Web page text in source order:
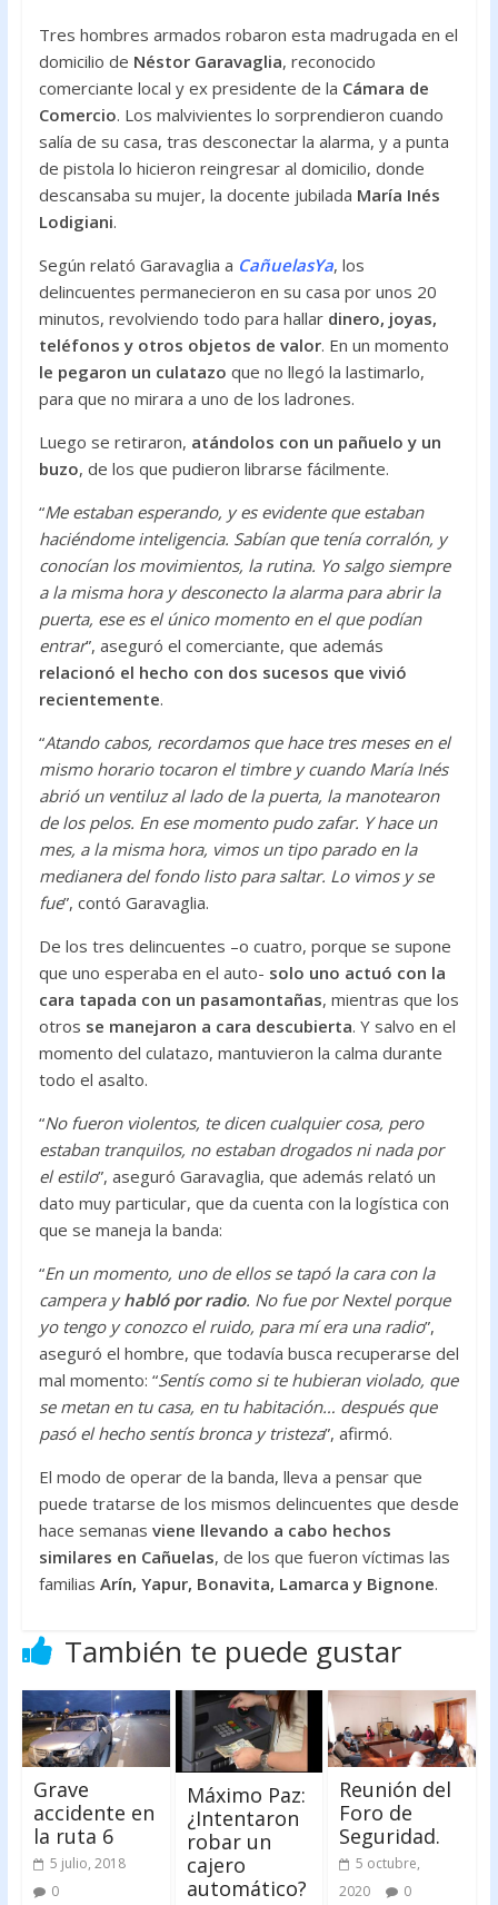
Tres hombres armados robaron esta madrugada en el
domicilio de Néstor Garavaglia, reconocido
comerciante local y ex presidente de la Cámara de
Comercio. Los malvivientes lo sorprendieron cuando
salía de su casa, tras desconectar la alarma, y a punta
de pistola lo hicieron reingresar al domicilio, donde
descansaba su mujer, la docente jubilada María Inés
Lodigiani.
Según relató Garavaglia a CañuelasYa, los
delincuentes permanecieron en su casa por unos 20
minutos, revolviendo todo para hallar dinero, joyas,
teléfonos y otros objetos de valor. En un momento
le pegaron un culatazo que no llegó la lastimarlo,
para que no mirara a uno de los ladrones.
Luego se retiraron, atándolos con un pañuelo y un
buzo, de los que pudieron librarse fácilmente.
“Me estaban esperando, y es evidente que estaban
haciéndome inteligencia. Sabían que tenía corralón, y
conocían los movimientos, la rutina. Yo salgo siempre
a la misma hora y desconecto la alarma para abrir la
puerta, ese es el único momento en el que podían
entrar”, aseguró el comerciante, que además
relacionó el hecho con dos sucesos que vivió
recientemente.
“Atando cabos, recordamos que hace tres meses en el
mismo horario tocaron el timbre y cuando María Inés
abrió un ventiluz al lado de la puerta, la manotearon
de los pelos. En ese momento pudo zafar. Y hace un
mes, a la misma hora, vimos un tipo parado en la
medianera del fondo listo para saltar. Lo vimos y se
fue”, contó Garavaglia.
De los tres delincuentes –o cuatro, porque se supone
que uno esperaba en el auto- solo uno actuó con la
cara tapada con un pasamontañas, mientras que los
otros se manejaron a cara descubierta. Y salvo en el
momento del culatazo, mantuvieron la calma durante
todo el asalto.
“No fueron violentos, te dicen cualquier cosa, pero
estaban tranquilos, no estaban drogados ni nada por
el estilo”, aseguró Garavaglia, que además relató un
dato muy particular, que da cuenta con la logística con
que se maneja la banda:
“En un momento, uno de ellos se tapó la cara con la
campera yhabló por radio. No fue por Nextel porque
yo tengo y conozco el ruido, para mí era una radio”,
aseguró el hombre, que todavía busca recuperarse del
mal momento: “Sentís como si te hubieran violado, que
se metan en tu casa, en tu habitación… después que
pasó el hecho sentís bronca y tristeza”, afirmó.
El modo de operar de la banda, lleva a pensar que
puede tratarse de los mismos delincuentes que desde
hace semanas viene llevando a cabo hechos
similares en Cañuelas, de los que fueron víctimas las
familias Arín, Yapur, Bonavita, Lamarca y Bignone.
También te puede gustar
Grave
accidente en
la ruta 6
5 julio, 2018
0
Máximo Paz:
¿Intentaron
robar un
cajero
automático?
Reunión del
Foro de
Seguridad.
5 octubre,
2020
0